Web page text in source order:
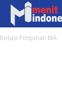
Rotasi Pimpinan MA